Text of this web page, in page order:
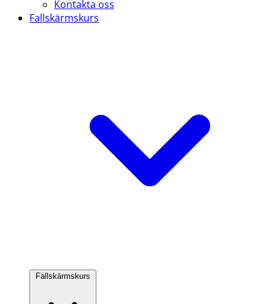
Kontakta oss
Fallskärmskurs
Fallskärmskurs